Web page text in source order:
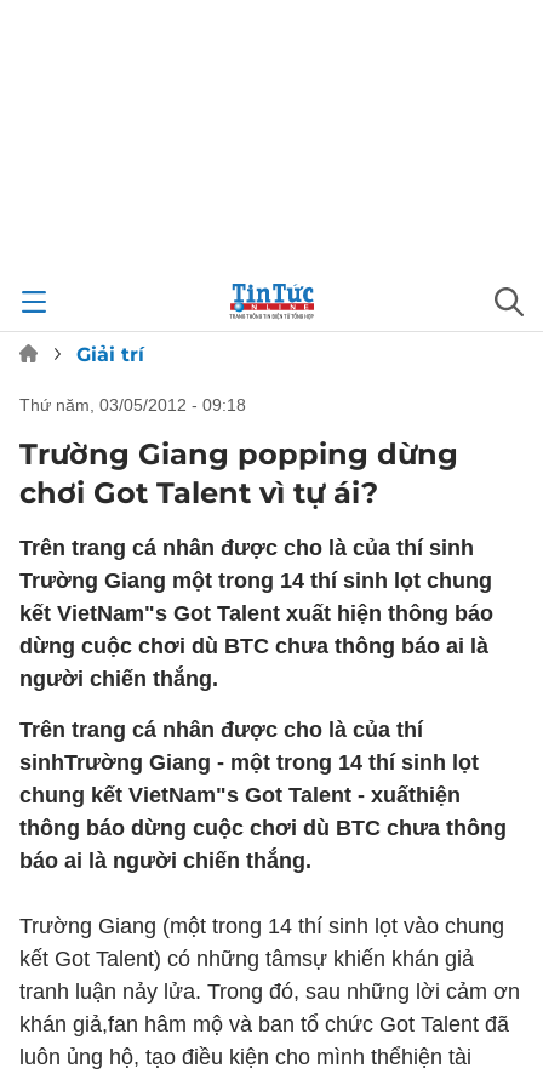
Giải trí
thứ năm, 03/05/2012 - 09:18
Trường Giang popping dừng
chơi Got Talent vì tự ái?
Trên trang cá nhân được cho là của thí sinh
Trường Giang một trong 14 thí sinh lọt chung
kết VietNam"s Got Talent xuất hiện thông báo
dừng cuộc chơi dù BTC chưa thông báo ai là
người chiến thắng.
Trên trang cá nhân được cho là của thí
sinhTrường Giang - một trong 14 thí sinh lọt
chung kết VietNam"s Got Talent - xuấthiện
thông báo dừng cuộc chơi dù BTC chưa thông
báo ai là người chiến thắng.
Trường Giang (một trong 14 thí sinh lọt vào chung
kết Got Talent) có những tâmsự khiến khán giả
tranh luận nảy lửa. Trong đó, sau những lời cảm ơn
khán giả,fan hâm mộ và ban tổ chức Got Talent đã
luôn ủng hộ, tạo điều kiện cho mình thểhiện tài